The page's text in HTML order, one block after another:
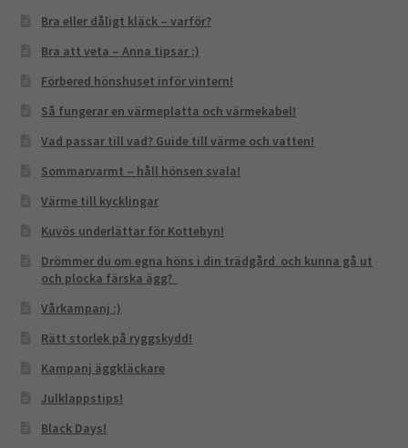
Bra eller dåligt kläck – varför?
Bra att veta – Anna tipsar :)
Förbered hönshuset inför vintern!
Så fungerar en värmeplatta och värmekabel!
Vad passar till vad? Guide till värme och vatten!
Sommarvarmt – håll hönsen svala!
Värme till kycklingar
Kuvös underlättar för Kottebyn!
Drömmer du om egna höns i din trädgård och kunna gå ut
och plocka färska ägg?
Vårkampanj :)
Rätt storlek på ryggskydd!
Kampanj äggkläckare
Julklappstips!
Black Days!